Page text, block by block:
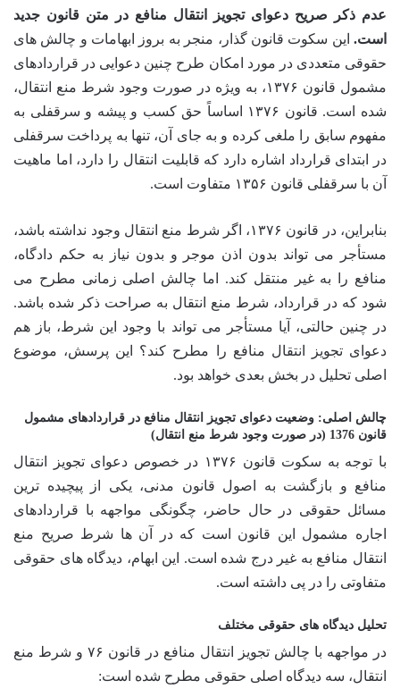
عدم ذکر صریح دعوای تجویز انتقال منافع در متن قانون جدید
است. این سکوت قانون گذار، منجر به بروز ابهامات و چالش های
حقوقی متعددی در مورد امکان طرح چنین دعوایی در قراردادهای
مشمول قانون ۱۳۷۶، به ویژه در صورت وجود شرط منع انتقال،
شده است. قانون ۱۳۷۶ اساساً حق کسب و پیشه و سرقفلی به
مفهوم سابق را ملغی کرده و به جای آن، تنها به پرداخت سرقفلی
در ابتدای قرارداد اشاره دارد که قابلیت انتقال را دارد، اما ماهیت
آن با سرقفلی قانون ۱۳۵۶ متفاوت است.
بنابراین، در قانون ۱۳۷۶، اگر شرط منع انتقال وجود نداشته باشد،
مستأجر می تواند بدون اذن موجر و بدون نیاز به حکم دادگاه،
منافع را به غیر منتقل کند. اما چالش اصلی زمانی مطرح می
شود که در قرارداد، شرط منع انتقال به صراحت ذکر شده باشد.
در چنین حالتی، آیا مستأجر می تواند با وجود این شرط، باز هم
دعوای تجویز انتقال منافع را مطرح کند؟ این پرسش، موضوع
اصلی تحلیل در بخش بعدی خواهد بود.
چالش اصلی: وضعیت دعوای تجویز انتقال منافع در قراردادهای مشمول
قانون 1376 (در صورت وجود شرط منع انتقال)
با توجه به سکوت قانون ۱۳۷۶ در خصوص دعوای تجویز انتقال
منافع و بازگشت به اصول قانون مدنی، یکی از پیچیده ترین
مسائل حقوقی در حال حاضر، چگونگی مواجهه با قراردادهای
اجاره مشمول این قانون است که در آن ها شرط صریح منع
انتقال منافع به غیر درج شده است. این ابهام، دیدگاه های حقوقی
متفاوتی را در پی داشته است.
تحلیل دیدگاه های حقوقی مختلف
در مواجهه با چالش تجویز انتقال منافع در قانون ۷۶ و شرط منع
انتقال، سه دیدگاه اصلی حقوقی مطرح شده است: